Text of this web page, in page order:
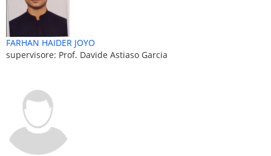
FARHAN HAIDER JOYO
supervisore: Prof. Davide Astiaso Garcia